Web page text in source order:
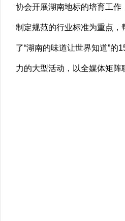
协会开展湖南地标的培育工
制定规范的行业标准为重点
了“湖南的味道让世界知道”
力的大型活动，以全媒体矩